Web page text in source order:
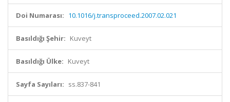
Doi Numarası: 10.1016/j.transproceed.2007.02.021
Basıldığı Şehir: Kuveyt
Basıldığı Ülke: Kuveyt
Sayfa Sayıları: ss.837-841